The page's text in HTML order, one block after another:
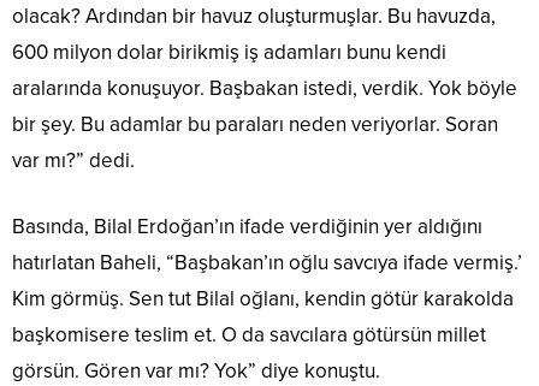
olacak? Ardından bir havuz oluşturmuşlar. Bu havuzda,
600 milyon dolar birikmiş iş adamları bunu kendi
aralarında konuşuyor. Başbakan istedi, verdik. Yok böyle
bir şey. Bu adamlar bu paraları neden veriyorlar. Soran
var mı?” dedi.
Basında, Bilal Erdoğan’ın ifade verdiğinin yer aldığını
hatırlatan Baheli, “Başbakan’ın oğlu savcıya ifade vermiş.’
Kim görmüş. Sen tut Bilal oğlanı, kendin götür karakolda
başkomisere teslim et. O da savcılara götürsün millet
görsün. Gören var mı? Yok” diye konuştu.